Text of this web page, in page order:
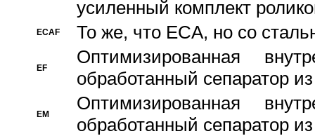
усиленный комплект
ECAF То же, что ECA, но со
EF
Оптимизированная
обработанный сепаратор
EM
Оптимизированная
обработанный сепаратор